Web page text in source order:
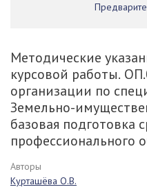
Методические
курсовой работы.
организации по
Земельно-
базовая подготовка
профессионального
Авторы
Курташёва О.В.